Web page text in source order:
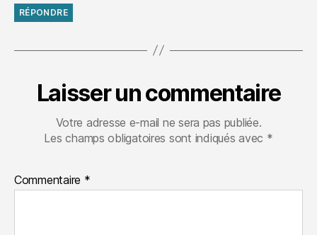
RÉPONDRE
Laisser un commentaire
Votre adresse e-mail ne sera pas publiée.
Les champs obligatoires sont indiqués avec *
Commentaire *